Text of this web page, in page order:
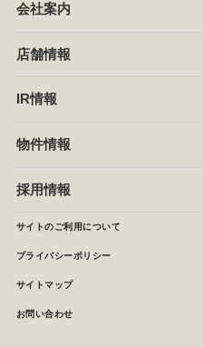
会社案内
企業情報
セントラルキッチン
NEWS
店舗情報
椿屋珈琲
イタリアンダイニングDONA
店舗検索
IR情報
IRニュース
月次報告
決算短信
株主の皆様へ
よくあるご質問 (株主優待制度)
物件情報
採用情報
サイトのご利用について
プライバシーポリシー
サイトマップ
お問い合わせ